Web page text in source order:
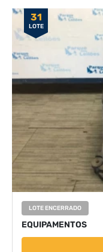
31
LOTE
LOTE ENCERRADO
EQUIPAMENTOS